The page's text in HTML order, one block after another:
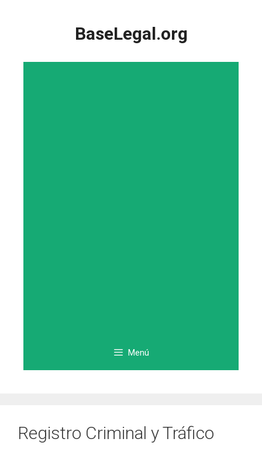
BaseLegal.org
Menú
Registro Criminal y Tráfico